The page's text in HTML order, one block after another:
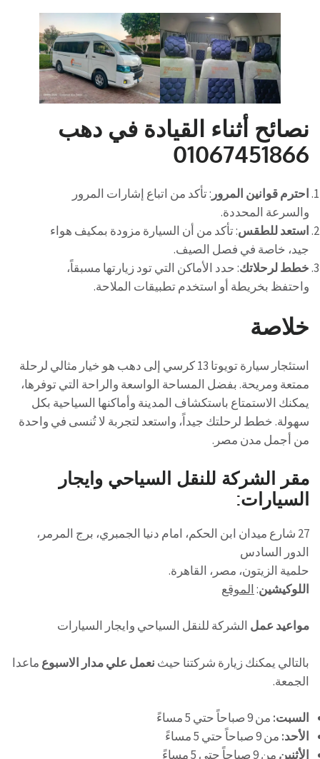
نصائح أثناء القيادة في دهب
01067451866
احترم قوانين المرور : تأكد من اتباع إشارات المرور
والسرعة المحددة.
استعد للطقس: تأكد من أن السيارة مزودة بمكيف هواء
جيد، خاصة في فصل الصيف.
خطط لرحلاتك: حدد الأماكن التي تود زيارتها مسبقاً،
واحتفظ بخريطة أو استخدم تطبيقات الملاحة.
خلاصة
استئجار سيارة تويوتا 13 كرسي إلى دهب هو خيار مثالي لرحلة
ممتعة ومريحة. بفضل المساحة الواسعة والراحة التي توفرها،
يمكنك الاستمتاع باستكشاف المدينة وأماكنها السياحية بكل
سهولة. خطط لرحلتك جيداً، واستعد لتجربة لا تُنسى في واحدة
من أجمل مدن مصر.
مقر الشركة للنقل السياحي وايجار
السيارات:
27 شارع ميدان ابن الحكم، امام دنيا الجمبري، برج المرمر،
الدور السادس
حلمية الزيتون، مصر، القاهرة.
اللوكيشين: الموقع
مواعيد عمل الشركة للنقل السياحي وايجار السيارات
بالتالي يمكنك زيارة شركتنا حيث نعمل علي مدار الاسبوع ماعدا
الجمعة.
السبت: من 9 صباحاً حتي 5 مساءً
الأحد: من 9 صباحاً حتي 5 مساءً
الأثنين من 9 صباحاً حتي 5 مساءً